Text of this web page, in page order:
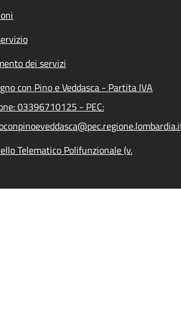
dei servizi
con Pino e Veddasca - Partita IVA
03396710125 - PEC:
Telematico Polifunzionale (v.